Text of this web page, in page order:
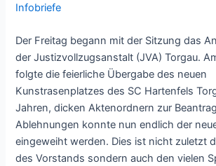
Infobriefe
Der Freitag begann mit der Sitzung das
der Justizvollzugsanstalt (JVA) Torgau.
folgte die feierliche Übergabe des neuen
Kunstrasenplatzes des SC Hartenfels
Jahren, dicken Aktenordnern zur
Ablehnungen konnte nun endlich der
eingeweiht werden. Dies ist nicht zuletzt
des Vorstands sondern auch den vielen